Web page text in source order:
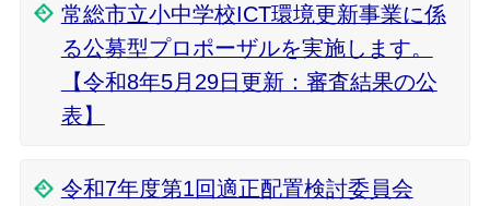
常総市立小中学校ICT環境更新事業に係
る公募型プロポーザルを実施します。
【令和8年5月29日更新：審査結果の公
表】
令和7年度第1回適正配置検討委員会